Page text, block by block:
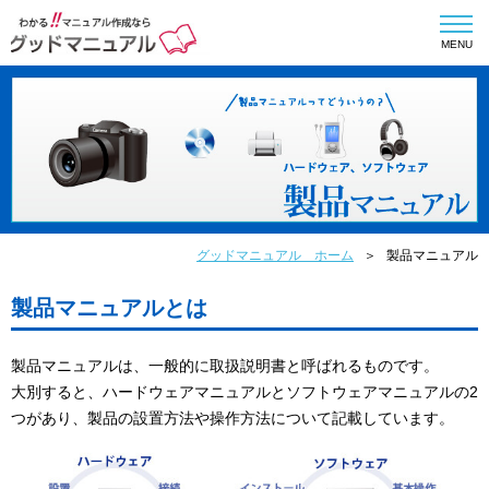
MENU
グッドマニュアル ホーム 製品マニュアル
製品マニュアルとは
製品マニュアルは、一般的に取扱説明書と呼ばれるものです。
大別すると、ハードウェアマニュアルとソフトウェアマニュアルの2
つがあり、製品の設置方法や操作方法について記載しています。